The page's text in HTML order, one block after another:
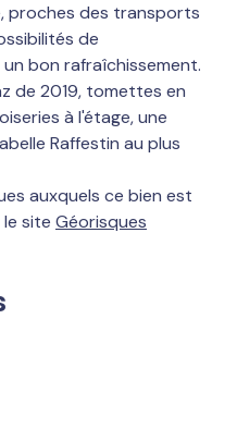
proches des transports
de
bon rafraîchissement.
de 2019, tomettes en
à l'étage, une
Raffestin au plus
auxquels ce bien est
site Géorisques